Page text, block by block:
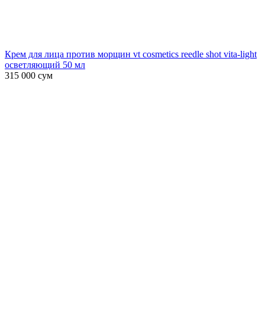
Крем для лица против морщин vt cosmetics reedle shot vita-light
осветляющий 50 мл
315 000 сум